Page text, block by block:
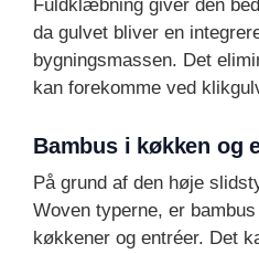
Fuldklæbning giver den
da gulvet bliver en
bygningsmassen. Det
kan forekomme ved
Bambus i køkken og
På grund af den høje
Woven typerne, er
køkkener og entréer. Det